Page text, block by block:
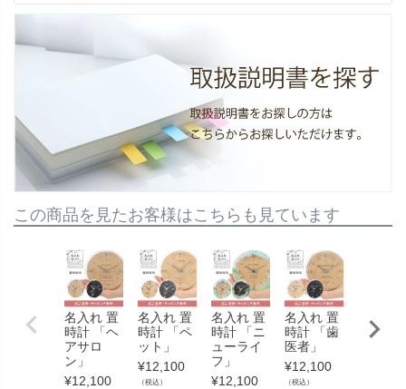
この商品を見たお客様はこちらも見ています
名入れ 置
時計 「ヘ
アサロ
ン」
¥12,100
名入れ 置
時計 「ペ
ット」
¥12,100
（税込）
名入れ 置
時計 「ニ
ューライ
フ」
¥12,100
名入れ 置
時計 「歯
医者」
¥12,100
（税込）
名入れ
時計 「